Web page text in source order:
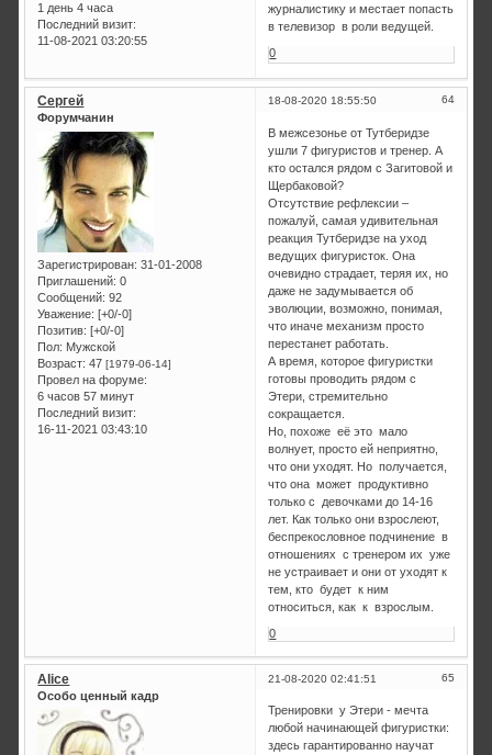
1 день 4 часа
Последний визит:
11-08-2021 03:20:55
журналистику и местает попасть
в телевизор в роли ведущей.
0
64
18-08-2020 18:55:50
Сергей
Форумчанин
Зарегистрирован: 31-01-2008
Приглашений: 0
Сообщений: 92
Уважение: [+0/-0]
Позитив: [+0/-0]
Пол: Мужской
Возраст: 47[1979-06-14]
Провел на форуме:
6 часов 57 минут
Последний визит:
16-11-2021 03:43:10
В межсезонье от Тутберидзе
ушли 7 фигуристов и тренер. А
кто остался рядом с Загитовой и
Щербаковой?
Отсутствие рефлексии –
пожалуй, самая удивительная
реакция Тутберидзе на уход
ведущих фигуристок. Она
очевидно страдает, теряя их, но
даже не задумывается об
эволюции, возможно, понимая,
что иначе механизм просто
перестанет работать.
А время, которое фигуристки
готовы проводить рядом с
Этери, стремительно
сокращается.
Но, похоже её это мало
волнует, просто ей неприятно,
что они уходят. Но получается,
что она может продуктивно
только с девочками до 14-16
лет. Как только они взрослеют,
беспрекословное подчинение в
отношениях с тренером их уже
не устраивает и они от уходят к
тем, кто будет к ним
относиться, как к взрослым.
0
65
21-08-2020 02:41:51
Alice
Особо ценный кадр
Тренировки у Этери - мечта
любой начинающей фигуристки:
здесь гарантированно научат